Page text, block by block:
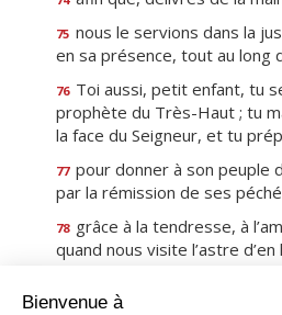
75 nous le servions dans la
en sa présence, tout au long
76 Toi aussi, petit enfant, tu
prophète du Très-Haut ; tu
la face du Seigneur, et tu
77 pour donner à son peuple
par la rémission de ses
78 grâce à la tendresse, à
quand nous visite l’astre d’en
l’ombre de la mort, pour